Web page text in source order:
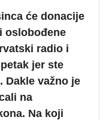
će donacije
oslobođene
radio i
jer ste
Dakle važno je
na
Na koji